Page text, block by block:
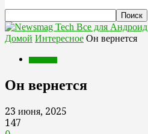
Все для Андроид
Домой Интересное Он вернется
Он вернется
23 июня, 2025
147